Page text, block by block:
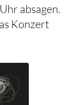
absagen.
Konzert